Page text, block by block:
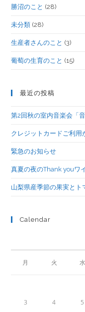
勝沼のこと (28)
未分類 (28)
生産者さんのこと (3)
葡萄の生育のこと (15)
最近の投稿
第2回秋の室内音楽会「
クレジットカードご利用
緊急のお知らせ
真夏の夜のThank youワ
山梨県産季節の果実とト
Calendar
月 火 水
3 4 5